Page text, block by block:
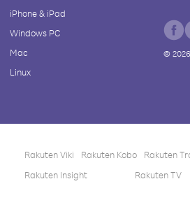
iPhone & iPad
Windows PC
Mac
Linux
© 2026
Rakuten Viki Rakuten Kobo Rakuten
Rakuten Insight
Rakuten TV